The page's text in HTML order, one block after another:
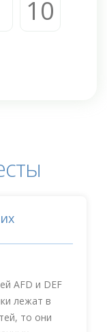
10
AFD и DEF
лежат в
то они